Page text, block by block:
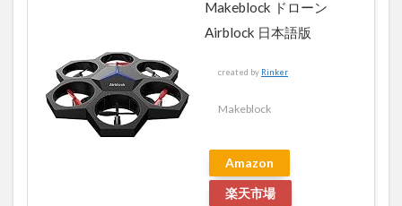
Makeblock ドローン
Airblock 日本語版
created by Rinker
Makeblock
Amazon
楽天市場